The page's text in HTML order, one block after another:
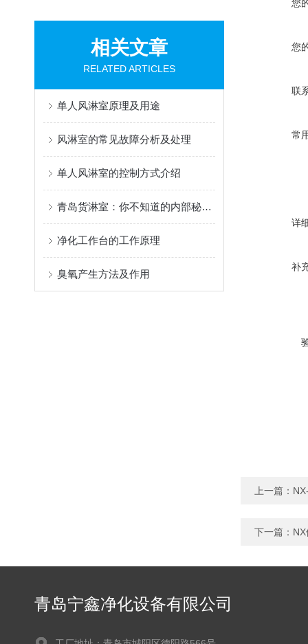
相关文章
RELATED ARTICLES
单人风淋室原理及用途
风淋室的常见故障分析及处理
单人风淋室的控制方式介绍
青岛货淋室：你不知道的内部秘密！
净化工作台的工作原理
臭氧产生方法及作用
您
您
联
常
详
补
上一篇：
下一篇：
青岛宁鑫净化设备有限公司